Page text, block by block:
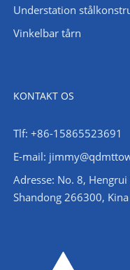
Understation
Vinkelbar tårn
KONTAKT OS
Tlf: +86-15865523691
E-mail:
Adresse: No. 8,
Shandong 266300, Kina